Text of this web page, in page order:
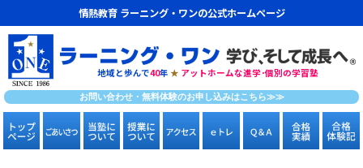
情熱教育 ラーニング・ワンの公式ホームページ
地域と歩んで40年 ★ アットホームな進学･個別の学習塾
お問い合わせ・無料体験のお申し込みはこちら≫≫